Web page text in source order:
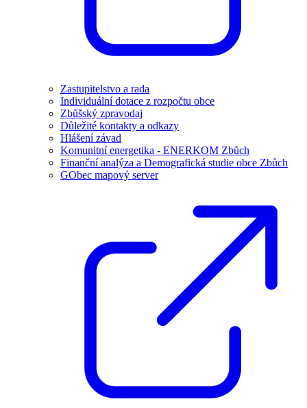
Zastupitelstvo a rada
Individuální dotace z rozpočtu obce
Zbůšský zpravodaj
Důležité kontakty a odkazy
Hlášení závad
Komunitní energetika - ENERKOM Zbůch
Finanční analýza a Demografická studie obce Zbůch
GObec mapový server